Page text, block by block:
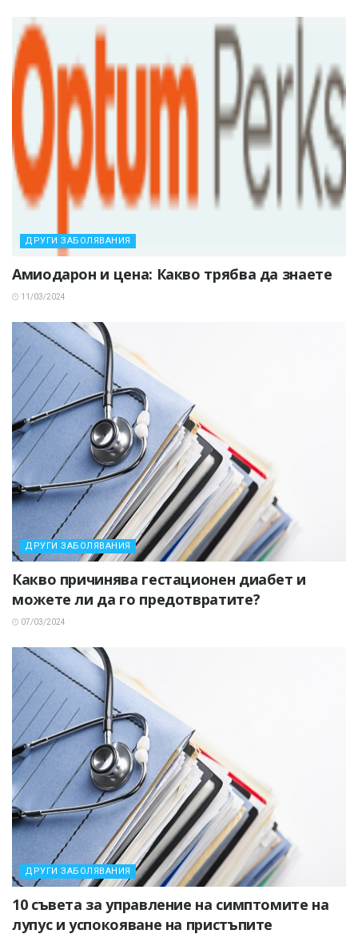
ДРУГИ ЗАБОЛЯВАНИЯ
Амиодарон и цена: Какво трябва да знаете
11/03/2024
ДРУГИ ЗАБОЛЯВАНИЯ
Какво причинява гестационен диабет и
можете ли да го предотвратите?
07/03/2024
ДРУГИ ЗАБОЛЯВАНИЯ
10 съвета за управление на симптомите на
лупус и успокояване на пристъпите